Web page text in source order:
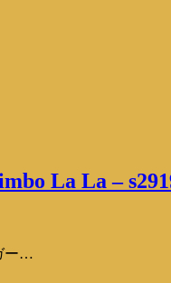
La La –
ー…